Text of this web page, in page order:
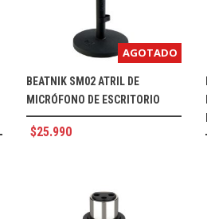
AGOTADO
BEATNIK SM02 ATRIL DE
MICRÓFONO DE ESCRITORIO
$25.990